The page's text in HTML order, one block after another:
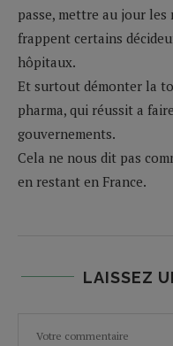
passe, mettre au jour
frappent certains
hôpitaux.
Et surtout démonter la
pharma, qui réussit a
gouvernements.
Cela ne nous dit pas
en restant en France.
LAISSEZ